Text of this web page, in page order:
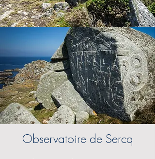
Observatoire de Sercq